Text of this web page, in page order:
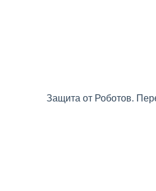
Защита от Роботов.